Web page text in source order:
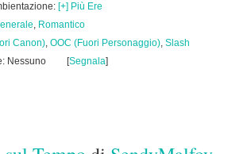
[+] Più Ere
, Romantico
Canon), OOC (Fuori Personaggio), Slash
Nessuno [Segnala]